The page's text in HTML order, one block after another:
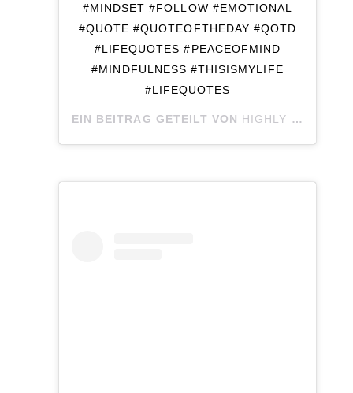
#MINDSET #FOLLOW #EMOTIONAL
#QUOTE #QUOTEOFTHEDAY #QOTD
#LIFEQUOTES #PEACEOFMIND
#MINDFULNESS #THISISMYLIFE
#LIFEQUOTES
EIN BEITRAG GETEILT VON HIGHLY SENSITIVE SOUL